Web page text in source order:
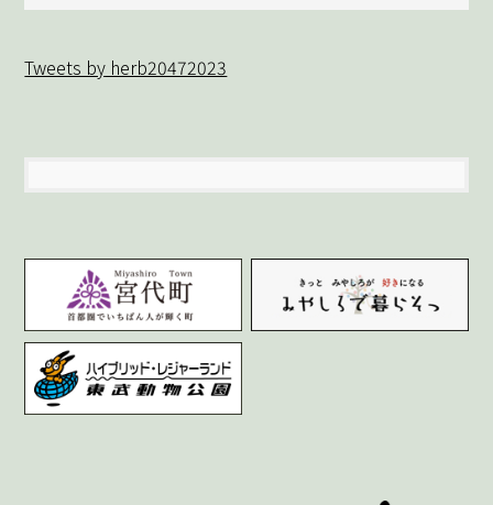
ブ
Tweets by herb20472023